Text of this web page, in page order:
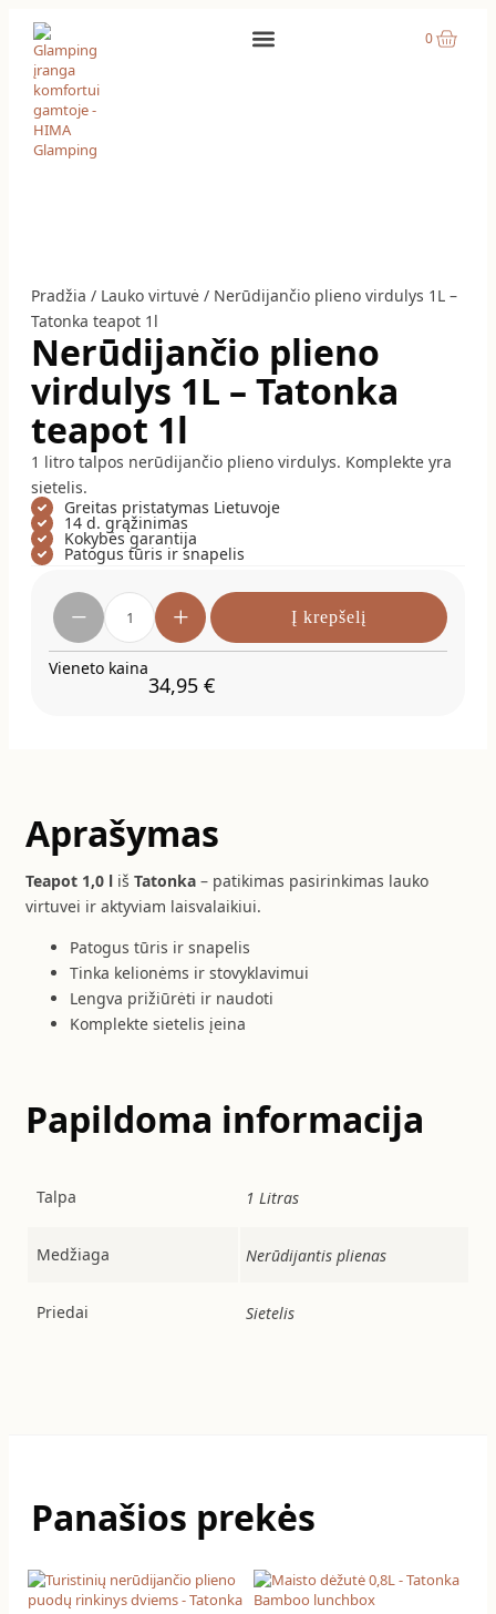
0
Pradžia / Lauko virtuvė / Nerūdijančio plieno virdulys 1L –
Tatonka teapot 1l
Nerūdijančio plieno
virdulys 1L – Tatonka
teapot 1l
1 litro talpos nerūdijančio plieno virdulys. Komplekte yra
sietelis.
Greitas pristatymas Lietuvoje
14 d. grąžinimas
Kokybės garantija
Patogus tūris ir snapelis
− + Į krepšelį
Vieneto kaina
34,95 €
Aprašymas
Teapot 1,0 l iš Tatonka – patikimas pasirinkimas lauko
virtuvei ir aktyviam laisvalaikiui.
Patogus tūris ir snapelis
Tinka kelionėms ir stovyklavimui
Lengva prižiūrėti ir naudoti
Komplekte sietelis įeina
Papildoma informacija
Talpa 1 Litras
Medžiaga Nerūdijantis plienas
Priedai Sietelis
Panašios prekės